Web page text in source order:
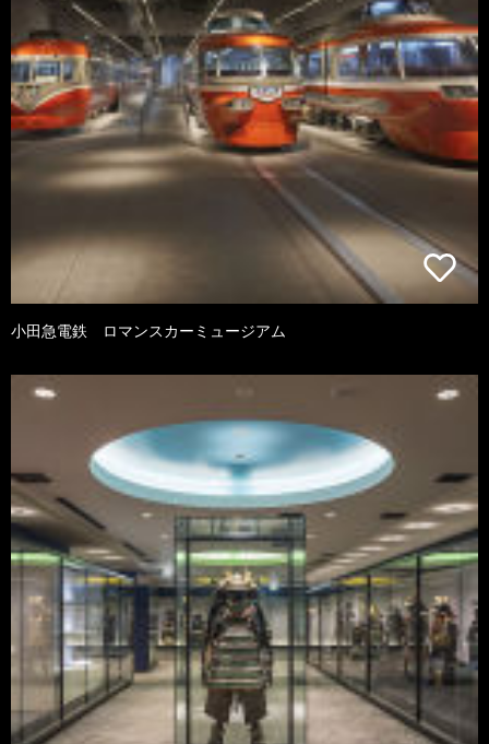
小田急電鉄 ロマンスカーミュージアム